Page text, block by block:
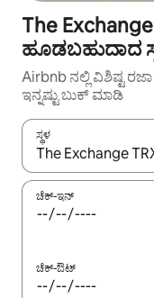
The
ಹೂಡಬಹುದಾದ
Airbnb ನಲ್ಲಿ ವಿಶಿಷ್ಟ
ಇನ್ನಷ್ಟು ಬುಕ್ ಮಾಡಿ
ಸ್ಥಳ
ಫಲಿತಾಂಶಗಳು
ಚೆಕ್-ಇನ್
ಚೆಕ್-ಔಟ್